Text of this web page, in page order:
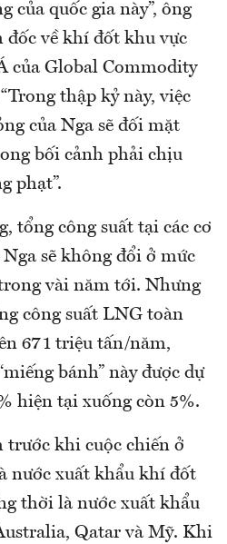
của quốc gia này”, ông
về khí đốt khu vực
của Global Commodity
thập kỷ này, việc
của Nga sẽ đối mặt
bối cảnh phải chịu
phạt”.
tổng công suất tại các cơ
sẽ không đổi ở mức
vài năm tới. Nhưng
công suất LNG toàn
671 triệu tấn/năm,
bánh” này được dự
hiện tại xuống còn 5%.
trước khi cuộc chiến ở
nước xuất khẩu khí đốt
thời là nước xuất khẩu
Qatar và Mỹ. Khi